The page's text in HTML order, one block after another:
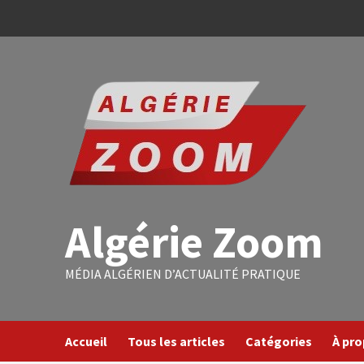
Algérie Zoom
MÉDIA ALGÉRIEN D’ACTUALITÉ PRATIQUE
Accueil Tous les articles Catégories À